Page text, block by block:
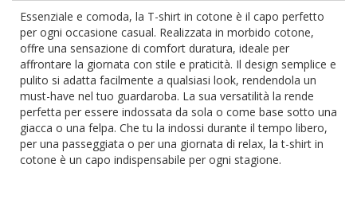
Essenziale e comoda, la T-shirt in cotone è il capo perfetto
per ogni occasione casual. Realizzata in morbido cotone,
offre una sensazione di comfort duratura, ideale per
affrontare la giornata con stile e praticità. Il design semplice e
pulito si adatta facilmente a qualsiasi look, rendendola un
must-have nel tuo guardaroba. La sua versatilità la rende
perfetta per essere indossata da sola o come base sotto una
giacca o una felpa. Che tu la indossi durante il tempo libero,
per una passeggiata o per una giornata di relax, la t-shirt in
cotone è un capo indispensabile per ogni stagione.